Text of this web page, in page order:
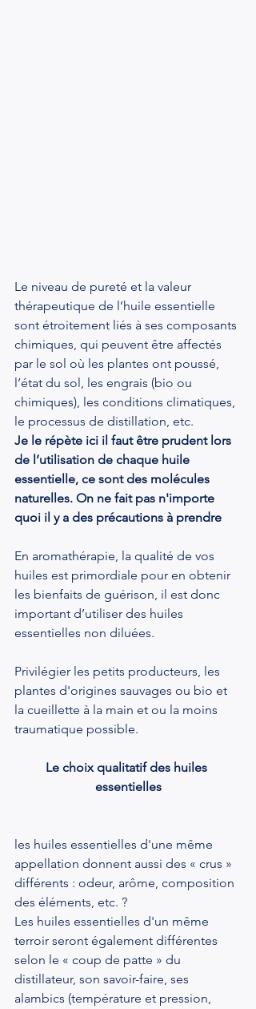
Le niveau de pureté et la valeur
thérapeutique de l’huile essentielle
sont étroitement liés à ses composants
chimiques, qui peuvent être affectés
par le sol où les plantes ont poussé,
l’état du sol, les engrais (bio ou
chimiques), les conditions climatiques,
le processus de distillation, etc.
Je le répète ici il faut être prudent lors
de l’utilisation de chaque huile
essentielle, ce sont des molécules
naturelles. On ne fait pas n'importe
quoi il y a des précautions à prendre
En aromathérapie, la qualité de vos
huiles est primordiale pour en obtenir
les bienfaits de guérison, il est donc
important d’utiliser des huiles
essentielles non diluées.
Privilégier les petits producteurs, les
plantes d'origines sauvages ou bio et
la cueillette à la main et ou la moins
traumatique possible.
Le choix qualitatif des huiles
essentielles
les huiles essentielles d'une même
appellation donnent aussi des « crus »
différents : odeur, arôme, composition
des éléments, etc. ?
Les huiles essentielles d'un même
terroir seront également différentes
selon le « coup de patte » du
distillateur, son savoir-faire, ses
alambics (température et pression,